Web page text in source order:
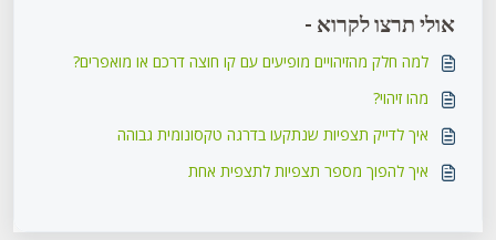
אולי תרצו לקרוא -
למה חלק מהזיהויים מופיעים עם קו חוצה דרכם או מואפרים?
מהו זיהוי?
איך לדייק תצפיות שנתקעו בדרגה טקסונומית גבוהה
איך להפוך מספר תצפיות לתצפית אחת